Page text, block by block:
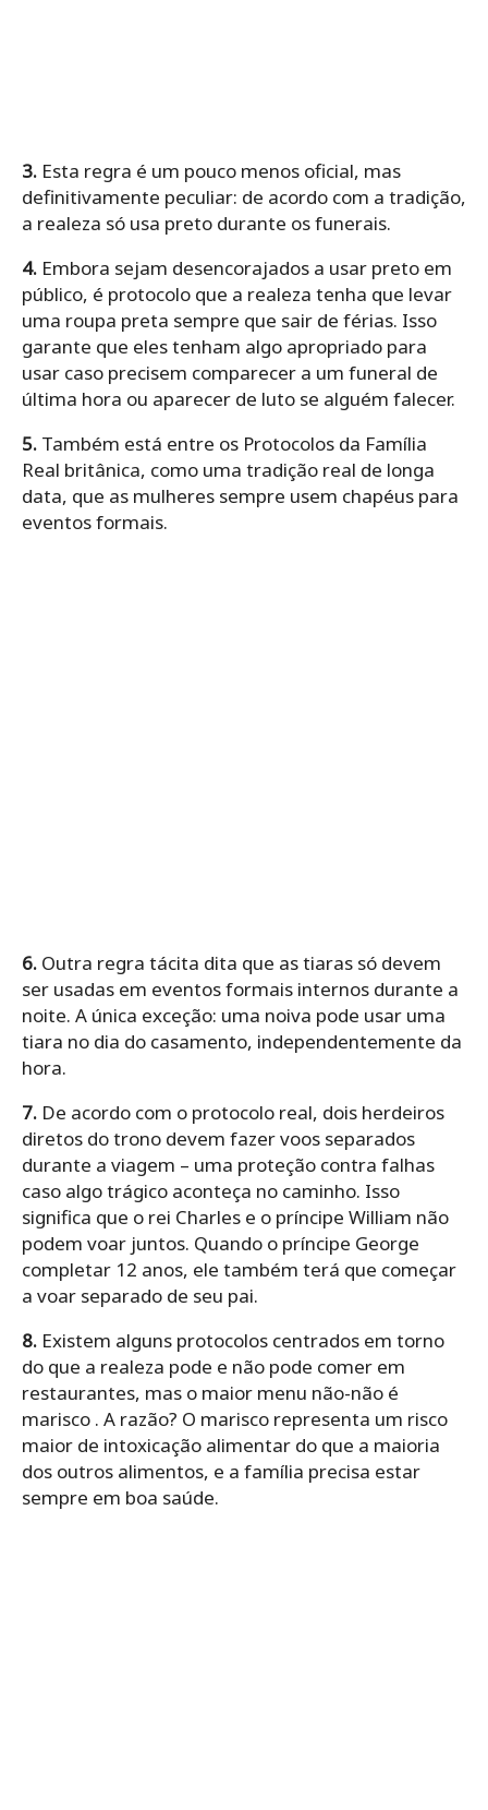
3. Esta regra é um pouco menos oficial, mas
definitivamente peculiar: de acordo com a tradição,
a realeza só usa preto durante os funerais.
4. Embora sejam desencorajados a usar preto em
público, é protocolo que a realeza tenha que levar
uma roupa preta sempre que sair de férias. Isso
garante que eles tenham algo apropriado para
usar caso precisem comparecer a um funeral de
última hora ou aparecer de luto se alguém falecer.
5. Também está entre os Protocolos da Família
Real britânica, como uma tradição real de longa
data, que as mulheres sempre usem chapéus para
eventos formais.
6. Outra regra tácita dita que as tiaras só devem
ser usadas em eventos formais internos durante a
noite. A única exceção: uma noiva pode usar uma
tiara no dia do casamento, independentemente da
hora.
7. De acordo com o protocolo real, dois herdeiros
diretos do trono devem fazer voos separados
durante a viagem – uma proteção contra falhas
caso algo trágico aconteça no caminho. Isso
significa que o rei Charles e o príncipe William não
podem voar juntos. Quando o príncipe George
completar 12 anos, ele também terá que começar
a voar separado de seu pai.
8. Existem alguns protocolos centrados em torno
do que a realeza pode e não pode comer em
restaurantes, mas o maior menu não-não é
marisco . A razão? O marisco representa um risco
maior de intoxicação alimentar do que a maioria
dos outros alimentos, e a família precisa estar
sempre em boa saúde.